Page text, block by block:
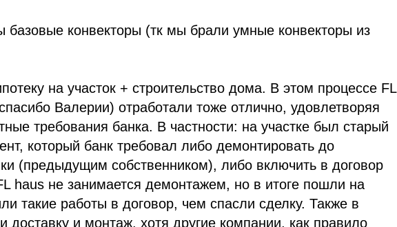
базовые конвекторы (тк мы брали умные конвекторы из
на участок + строительство дома. В этом процессе FL
Валерии) отработали тоже отлично, удовлетворяя
требования банка. В частности: на участке был старый
который банк требовал либо демонтировать до
(предыдущим собственником), либо включить в договор
haus не занимается демонтажем, но в итоге пошли на
такие работы в договор, чем спасли сделку. Также в
доставку и монтаж, хотя другие компании, как правило